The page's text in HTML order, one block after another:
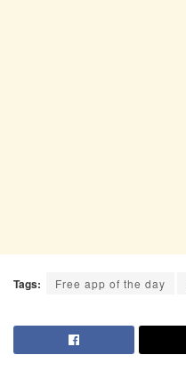
Tags: Free app of the day